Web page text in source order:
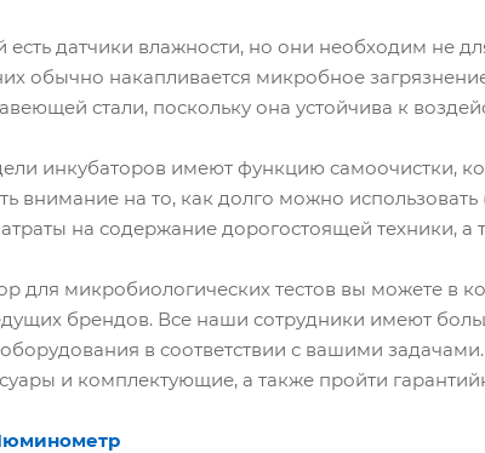
датчики влажности, но они необходим не
обычно накапливается микробное
стали, поскольку она устойчива к
инкубаторов имеют функцию самоочистки,
внимание на то, как долго можно
на содержание дорогостоящей техники,
для микробиологических тестов вы можете в
брендов. Все наши сотрудники имеют
в соответствии с вашими
и комплектующие, а также пройти